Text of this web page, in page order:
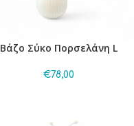
Βάζο Σύκο Πορσελάνη L
€78,00